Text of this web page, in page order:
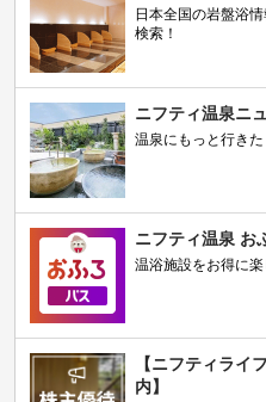
日本全国の岩盤浴
検索！
ニフティ温泉ニ
温泉にもっと行き
ニフティ温泉 お
温浴施設をお得に
【ニフティライ
内】